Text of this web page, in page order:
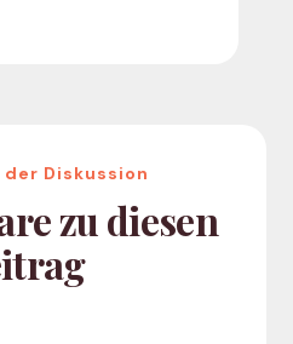
Diskussion
zu diesen